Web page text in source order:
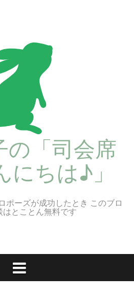
の「司会席
にちは♪」
ポーズが成功したとき このブロ
はとことん無料です